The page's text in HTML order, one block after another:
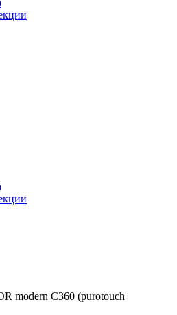
modern C360 (purotouch